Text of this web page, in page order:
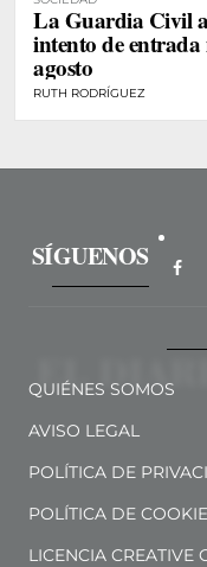
La Guardia Civil
intento de entrada
agosto
RUTH RODRÍGUEZ
SÍGUENOS
QUIÉNES SOMOS
AVISO LEGAL
POLÍTICA DE
POLÍTICA DE
LICENCIA CREATIVE